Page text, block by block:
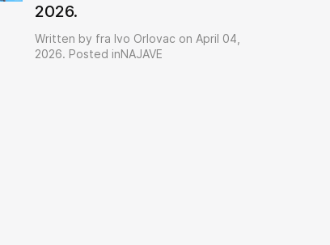
2026.
Written by fra Ivo Orlovac on April 04,
2026. Posted inNAJAVE